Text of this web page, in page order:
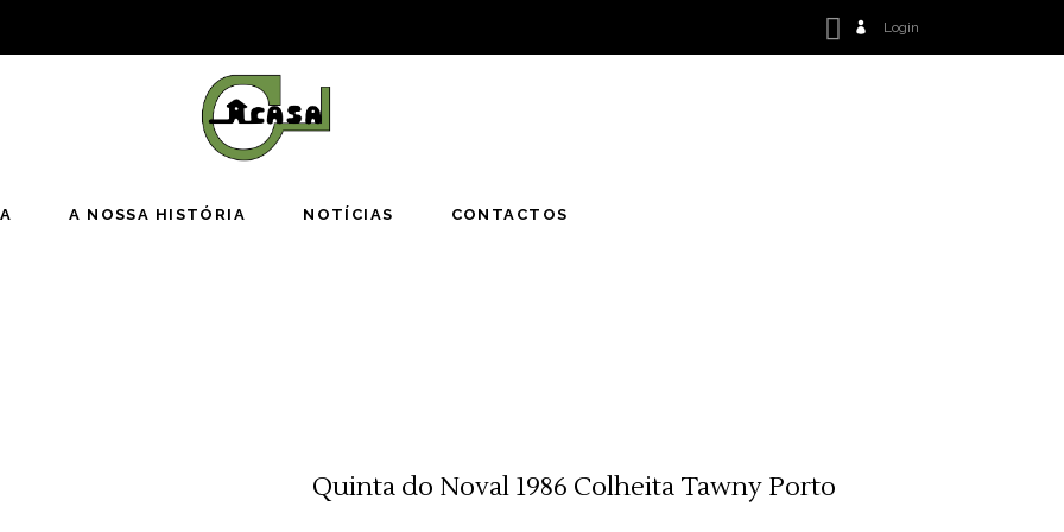
Login
A NOSSA HISTÓRIA NOTÍCIAS CONTACTOS
Quinta do Noval 1986 Colheita Tawny Porto